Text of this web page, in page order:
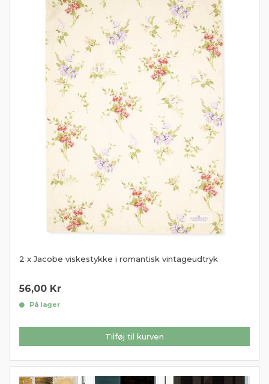
2 x Jacobe viskestykke i romantisk vintageudtryk
56,00 Kr
På lager
Tilføj til kurven